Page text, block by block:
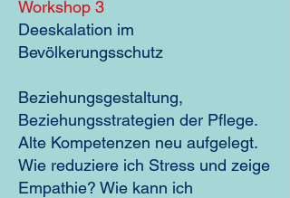
Workshop 3
Deeskalation im
Bevölkerungsschutz
Beziehungsgestaltung,
Beziehungsstrategien der Pflege.
Alte Kompetenzen neu aufgelegt.
Wie reduziere ich Stress und zeige
Empathie? Wie kann ich